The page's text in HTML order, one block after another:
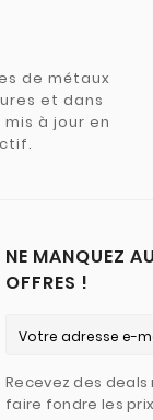
de métaux
et dans
à jour en
NE MANQUEZ
OFFRES !
Recevez des
faire fondre les